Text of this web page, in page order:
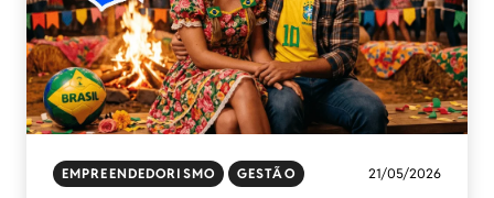
EMPREENDEDORISMO GESTÃO 21/05/2026